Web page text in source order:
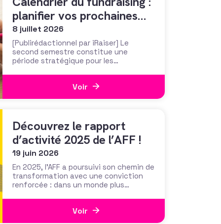
planifier vos prochaines
campagnes de collecte de
dons
8 juillet 2026
[Publirédactionnel par iRaiser] Le
second semestre constitue une
période stratégique pour les
mobilisation et les campagnes de fin
sont plus sollicités et
Voir
Découvrez le rapport
d’activité 2025 de l’AFF !
19 juin 2026
En 2025, l’AFF a poursuivi son chemin de
transformation avec une conviction
renforcée : dans un monde plus
se relier, se former, s’entraider et agir
Voir